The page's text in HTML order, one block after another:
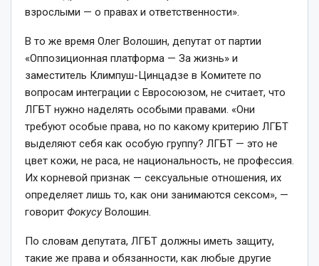
взрослыми — о правах и ответственности».
В то же время Олег Волошин, депутат от партии
«Оппозиционная платформа — За жизнь» и
заместитель Климпуш-Цинцадзе в Комитете по
вопросам интеграции с Евросоюзом, не считает, что
ЛГБТ нужно наделять особыми правами. «Они
требуют особые права, но по какому критерию ЛГБТ
выделяют себя как особую группу? ЛГБТ — это не
цвет кожи, не раса, не национальность, не профессия.
Их корневой признак — сексуальные отношения, их
определяет лишь то, как они занимаются сексом», —
говорит ФокусуВолошин.
По словам депутата, ЛГБТ должны иметь защиту,
такие же права и обязанности, как любые другие